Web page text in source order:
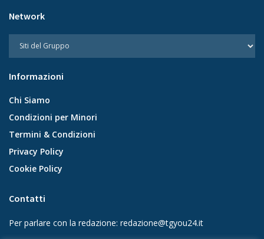
Network
Informazioni
Chi Siamo
Condizioni per Minori
Termini & Condizioni
Privacy Policy
Cookie Policy
Contatti
Per parlare con la redazione: redazione@tgyou24.it